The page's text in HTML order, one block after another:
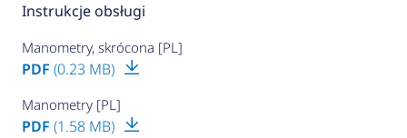
Instrukcje obsługi
Manometry, skrócona [PL]
PDF (0.23 MB)
Manometry [PL]
PDF (1.58 MB)